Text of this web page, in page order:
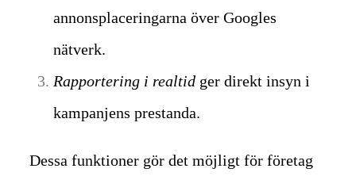
annonsplaceringarna över Googles
nätverk.
Rapportering i realtid ger direkt insyn i
kampanjens prestanda.
Dessa funktioner gör det möjligt för företag